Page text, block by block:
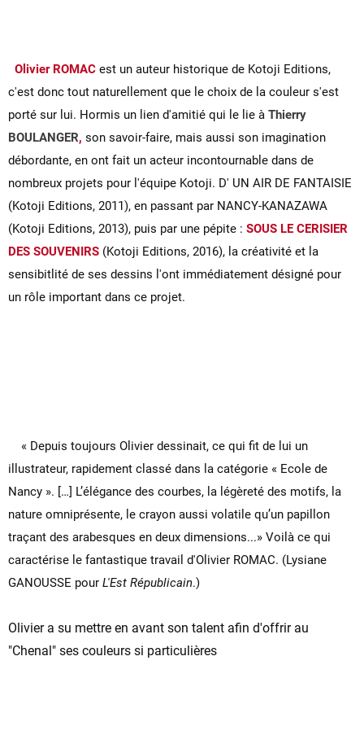
Olivier ROMAC est un auteur historique de Kotoji Editions,
c'est donc tout naturellement que le choix de la couleur s'est
porté sur lui. Hormis un lien d'amitié qui le lie à Thierry
BOULANGER, son savoir-faire, mais aussi son imagination
débordante, en ont fait un acteur incontournable dans de
nombreux projets pour l'équipe Kotoji. D' UN AIR DE FANTAISIE
(Kotoji Editions, 2011), en passant par NANCY-KANAZAWA
(Kotoji Editions, 2013), puis par une pépite : SOUS LE CERISIER
DES SOUVENIRS (Kotoji Editions, 2016), la créativité et la
sensibitlité de ses dessins l'ont immédiatement désigné pour
un rôle important dans ce projet.
« Depuis toujours Olivier dessinait, ce qui fit de lui un
illustrateur, rapidement classé dans la catégorie « Ecole de
Nancy ». […] L’élégance des courbes, la légèreté des motifs, la
nature omniprésente, le crayon aussi volatile qu’un papillon
traçant des arabesques en deux dimensions...» Voilà ce qui
caractérise le fantastique travail d'Olivier ROMAC. (Lysiane
GANOUSSE pour L'Est Républicain.)
Olivier a su mettre en avant son talent afin d'offrir au
"Chenal" ses couleurs si particulières